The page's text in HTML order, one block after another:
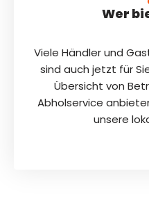
Wer
Viele Händler und
sind auch jetzt für
Übersicht von
Abholservice
unsere